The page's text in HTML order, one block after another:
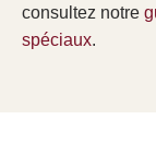
consultez notre
spéciaux.